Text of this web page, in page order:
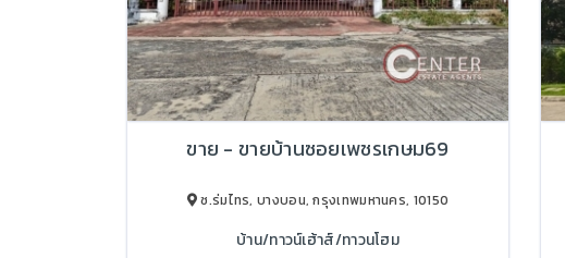
ขาย - ขายบ้านซอยเพชรเกษม69
ซ.ร่มไทร, บางบอน, กรุงเทพมหานคร, 10150
บ้าน/ทาวน์เฮ้าส์/ทาวนโฮม